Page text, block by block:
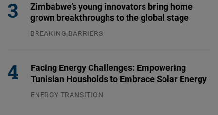
Zimbabwe’s young innovators bring home
grown breakthroughs to the global stage
BREAKING BARRIERS
Facing Energy Challenges: Empowering
Tunisian Housholds to Embrace Solar Energy
ENERGY TRANSITION